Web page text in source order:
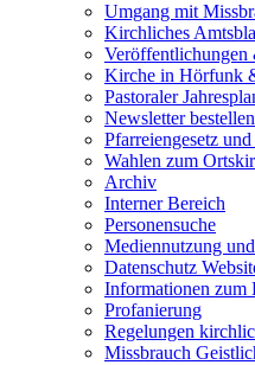
Umgang mit
Kirchliches
Veröffentlichungen
Kirche in Hörfunk
Pastoraler
Newsletter bestellen
Pfarreiengesetz
Wahlen zum
Archiv
Interner Bereich
Personensuche
Mediennutzung
Datenschutz
Informationen zum
Profanierung
Regelungen
Missbrauch